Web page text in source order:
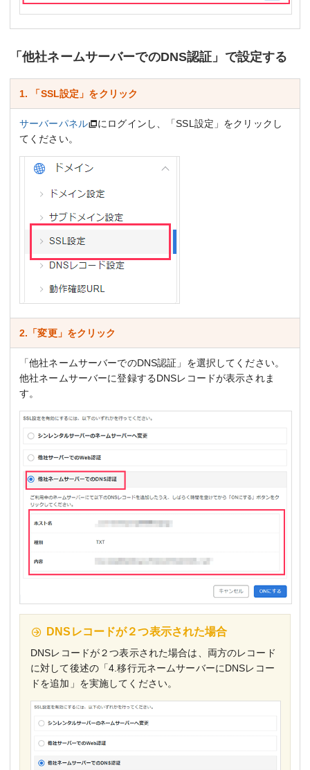
「他社ネームサーバーでのDNS認証」で設定する
1. 「SSL設定」をクリック
サーバーパネル
にログインし、「SSL設定」をクリックし
てください。
2.「変更」をクリック
「他社ネームサーバーでのDNS認証」を選択してください。
他社ネームサーバーに登録するDNSレコードが表示されま
す。
DNSレコードが２つ表示された場合
DNSレコードが２つ表示された場合は、両方のレコード
に対して後述の「4.移行元ネームサーバーにDNSレコー
ドを追加」を実施してください。